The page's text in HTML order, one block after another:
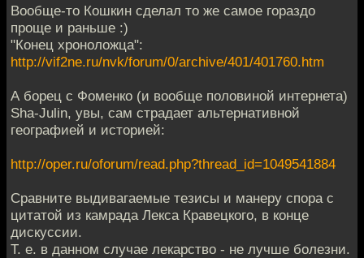
Вообще-то Кошкин сделал то же самое гораздо
проще и раньше :)
"Конец хроноложца":
http://vif2ne.ru/nvk/forum/0/archive/401/401760.htm
А борец с Фоменко (и вообще половиной интернета)
Sha-Julin, увы, сам страдает альтернативной
географией и историей:
http://oper.ru/oforum/read.php?thread_id=1049541884
Сравните выдивагаемые тезисы и манеру спора с
цитатой из камрада Лекса Кравецкого, в конце
дискуссии.
Т. е. в данном случае лекарство - не лучше болезни.